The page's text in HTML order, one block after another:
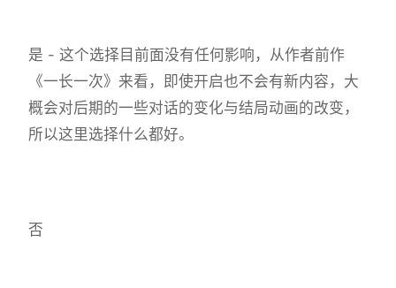
是 - 这个选择目前面没有任何影响，从作者前作
《一长一次》来看，即使开启也不会有新内容，大
概会对后期的一些对话的变化与结局动画的改变，
所以这里选择什么都好。
否